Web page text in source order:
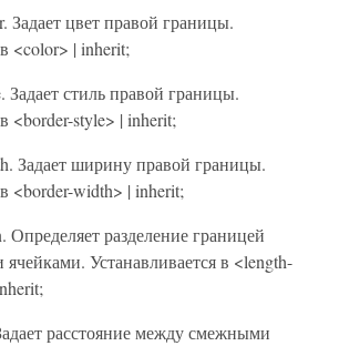
Задает цвет правой границы.
<color> | inherit;
Задает стиль правой границы.
<border-style> | inherit;
Задает ширину правой границы.
<border-width> | inherit;
Определяет разделение границей
Устанавливается в <length-
расстояние между смежными